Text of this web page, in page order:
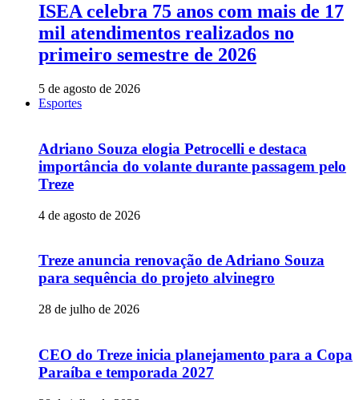
ISEA celebra 75 anos com mais de 17
mil atendimentos realizados no
primeiro semestre de 2026
5 de agosto de 2026
Esportes
Adriano Souza elogia Petrocelli e destaca
importância do volante durante passagem pelo
Treze
4 de agosto de 2026
Treze anuncia renovação de Adriano Souza
para sequência do projeto alvinegro
28 de julho de 2026
CEO do Treze inicia planejamento para a Copa
Paraíba e temporada 2027